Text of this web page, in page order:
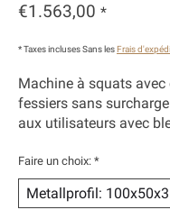
€1.563,00 *
* Taxes incluses Sans les Frais
Machine à squats
fessiers sans
aux utilisateurs avec
Faire un choix: *